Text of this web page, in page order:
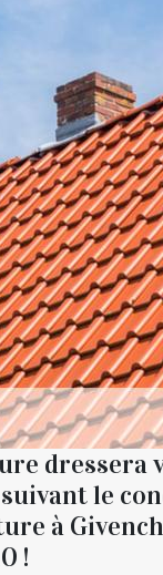
dressera
le
à
!